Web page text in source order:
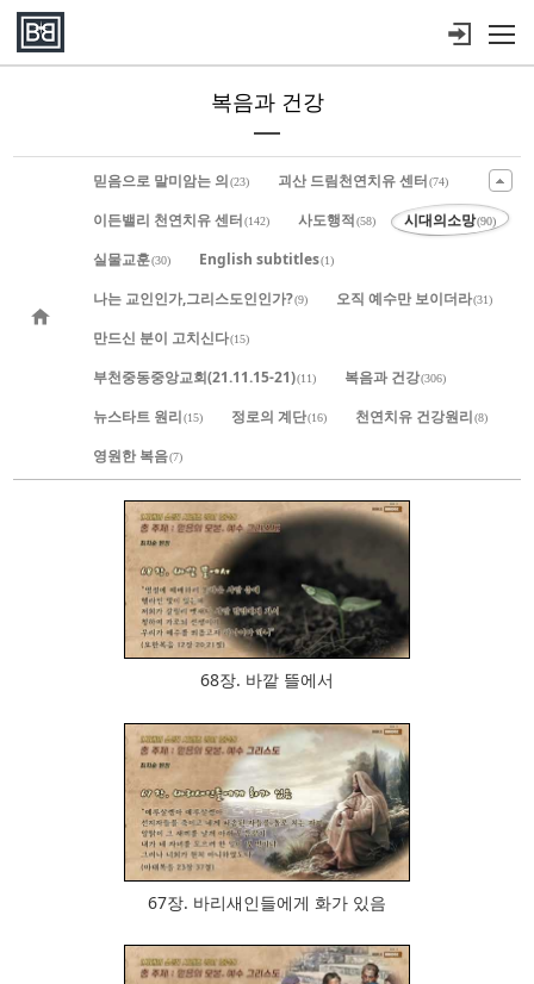
복음과 건강
믿음으로 말미암는 의(23) 괴산 드림천연치유 센터(74)
이든밸리 천연치유 센터(142) 사도행적(58) 시대의소망(90)
실물교훈(30) English subtitles(1)
나는 교인인가,그리스도인인가?(9) 오직 예수만 보이더라(31)
만드신 분이 고치신다(15)
부천중동중앙교회(21.11.15-21)(11) 복음과 건강(306)
뉴스타트 원리(15) 정로의 계단(16) 천연치유 건강원리(8)
영원한 복음(7)
969
68장. 바깥 뜰에서
715
67장. 바리새인들에게 화가 있음
Sketchbook5, 스케치북5
Sketchbook5, 스케치북5
Sketchbook5, 스케치북5
Sketchbook5, 스케치북5